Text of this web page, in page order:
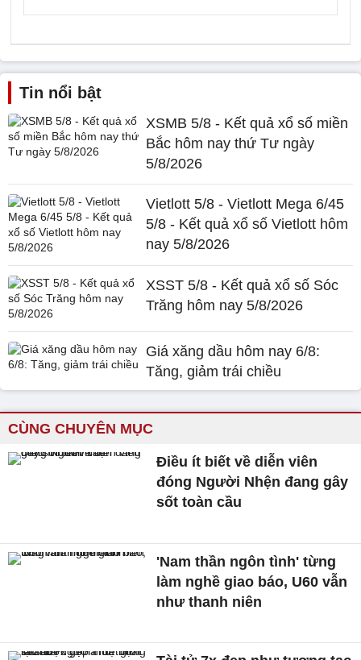
Tin nổi bật
XSMB 5/8 - Kết quả xổ số miền
Bắc hôm nay thứ Tư ngày
5/8/2026
Vietlott 5/8 - Vietlott Mega 6/45
5/8 - Kết quả xổ số Vietlott hôm
nay 5/8/2026
XSST 5/8 - Kết quả xổ số Sóc
Trăng hôm nay 5/8/2026
Giá xăng dầu hôm nay 6/8:
Tăng, giảm trái chiều
CÙNG CHUYÊN MỤC
Điều ít biết về diễn viên
đóng Người Nhện đang gây
sốt toàn cầu
'Nam thần ngôn tình' từng
làm nghề giao báo, U60 vẫn
như thanh niên